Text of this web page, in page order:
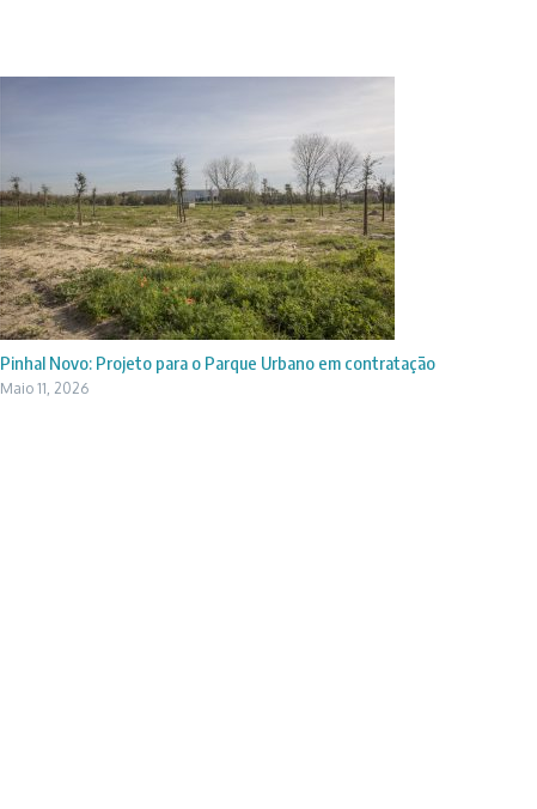
Pinhal Novo: Projeto para o Parque Urbano em contratação
Maio 11, 2026